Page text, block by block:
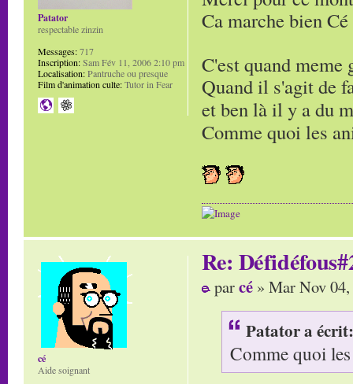
Ca marche bien
C'est quand
Quand il s'agit de
et ben là il y a du
Comme quoi les
Patator
respectable zinzin
Messages:717
Inscription:Sam Fév 11, 2006 2:10 pm
Localisation:Pantruche ou presque
Film d'animation culte:Tutor in Fear
Re:
parcé » Mar Nov
Patator a écrit:
Comme quoi
cé
Aide soignant